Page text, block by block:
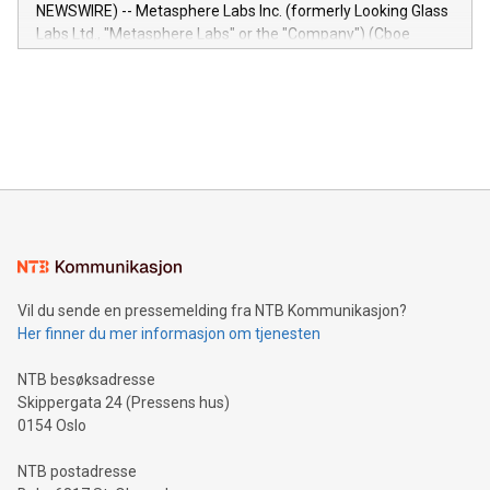
insights into customer behaviors: With the Relay42 Insights
module, marketers can ask unlimited questions about their
NEWSWIRE) -- Metasphere Labs Inc. (formerly Looking Glass
Labs Ltd., "Metasphere Labs" or the "Company") (Cboe
mining.Energy Market Dynamics: Explore how Bitcoin mining
mining.Sound Money: Discover how tamper-proof currency
neutral payment systems support humanitarian
projects.Carbon Footprint: Compare Bitcoin's environmental
event and dive into the critical topics of Bitcoin
Vil du sende en pressemelding fra NTB Kommunikasjon?
Her finner du mer informasjon om tjenesten
NTB besøksadresse
Skippergata 24 (Pressens hus)
0154 Oslo
NTB postadresse